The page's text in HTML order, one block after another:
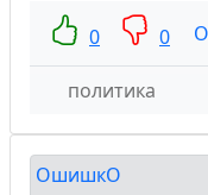
0
0
политика
ОшишкО